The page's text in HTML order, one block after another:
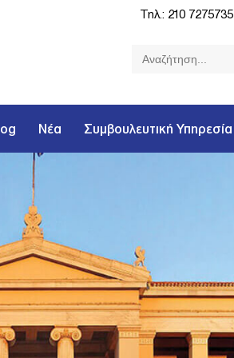
Τηλ.: 210 7275735
for:
Νέα Συμβουλευτική Υπηρεσία